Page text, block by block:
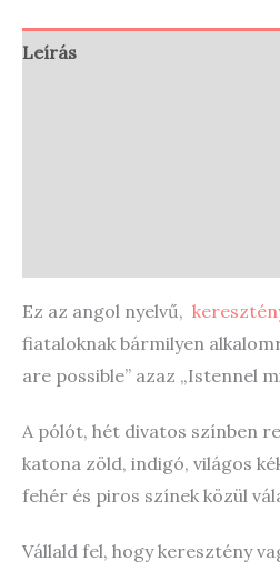
Leírás
Ez az angol nyelvű,
fiataloknak bármilyen
are possible” azaz „Istennel
A pólót, hét divatos színben
katona zöld, indigó, világos
fehér és piros színek közül
Vállald fel, hogy keresztény